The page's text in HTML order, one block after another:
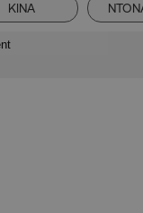
ΚΙΝΑ